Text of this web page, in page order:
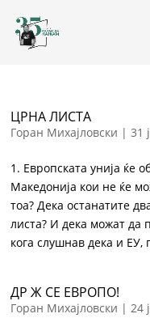
ЦРНА ЛИСТА
Горан Михајловски |31
1. Европската унија ќе
Македонија кои не ќе
тоа? Дека останатите
листа? И дека можат да
кога слушнав дека и
ДР Ж СЕ ЕВРОПО!
Горан Михајловски |24